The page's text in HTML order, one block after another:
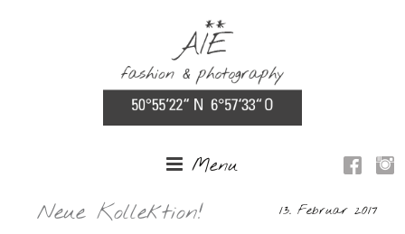
Menu
Neue Kollektion! 13. Februar 2017